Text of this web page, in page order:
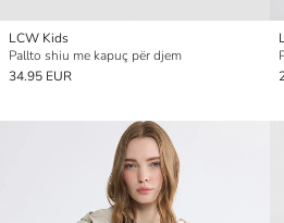
LCW Kids
Pallto shiu me kapuç për djem
34.95 EUR